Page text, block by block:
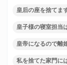
皇后の座を捨てま
皇子様の寝室担当
皇帝になるので離
私を捨てた家門に